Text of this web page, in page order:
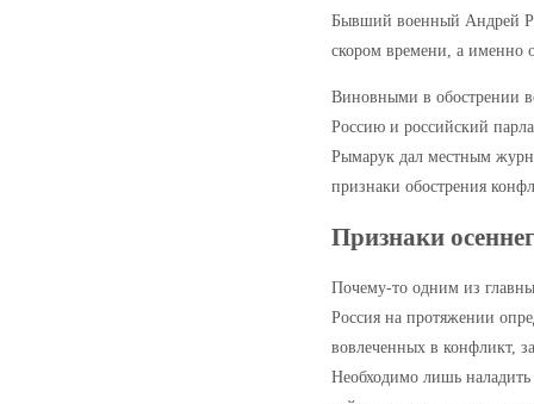
Бывший военный Андрей
скором времени, а именно
Виновными в обострении
Россию и российский
Рымарук дал местным
признаки обострения
Признаки
Почему-то одним из
Россия на протяжении
вовлеченных в конфликт,
Необходимо лишь